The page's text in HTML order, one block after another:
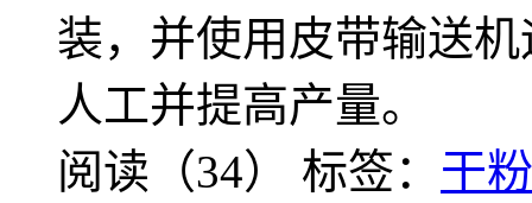
装，并使用皮带输送
人工并提高产量。
阅读（34） 标签： 干